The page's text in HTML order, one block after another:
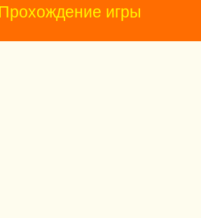
Прохождение игры